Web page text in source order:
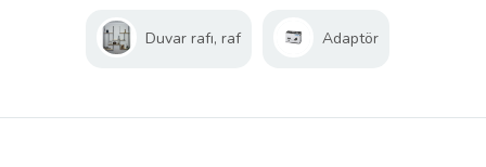
Duvar rafı, raf Adaptör